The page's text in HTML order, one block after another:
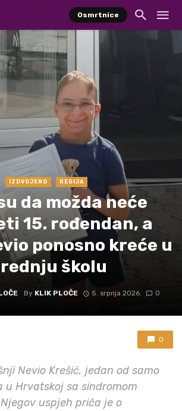
Osmrtnice
IZDVOJENO REGIJA
da možda neće
15. rođendan, a
ponosno kreće u
školu
By KLIK PLOČE 5. srpnja 2026. 0
0
Nevio Krešić, jedan od samo
u Hrvatskoj sa sindromom
uspjeh priča je o